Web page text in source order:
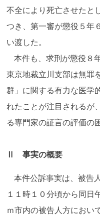
不全により死亡させたと
つき、第一審が懲役５年
い渡した。
本件も、求刑が懲役８
東京地裁立川支部は無罪
群」に関する有力な医学
れたことが注目されるが
る専門家の証言の評価の
Ⅱ 事実の概要
本件公訴事実は、被告
１１時１０分頃から同日
ｍ市内の被告人方におい